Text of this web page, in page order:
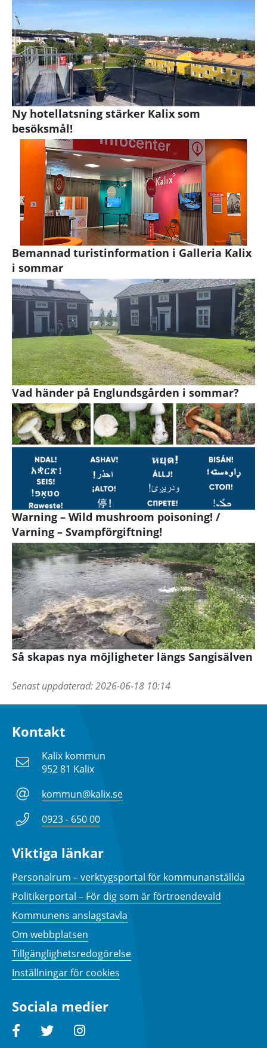
Ny hotellatsning stärker Kalix som
besöksmål!
Bemannad turistinformation i Galleria Kalix
i sommar
Vad händer på Englundsgården i sommar?
Warning – Wild mushroom poisoning! /
Varning – Svampförgiftning!
Så skapas nya möjligheter längs Sangisälven
Senast uppdaterad:2026-06-18 10:14
Kontakt
Kalix kommun
952 81 Kalix
kommun@kalix.se
0923 - 650 00
Viktiga länkar
Personalrum – verktygsportal för kommunanställda
Politikerportal – För dig som är förtroendevald
Kommunens anslagstavla
Om webbplatsen
Tillgänglighetsredogörelse
Inställningar för cookies
Sociala medier
FacebookTwitterInstagram